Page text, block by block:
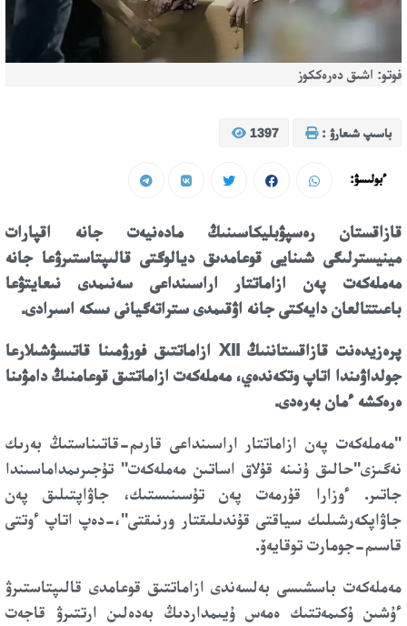
فوتو: اشىق دەرەككوز
باسىپ شىعارۋ : 1397
ءبولىسۋ:
قازاقستان رەسپۋبليكاسىنىڭ مادەنيەت جانە اقپارات
مينيسترلىگى شىنايى قوعامدىق ديالوگتى قالىپتاستىرۋعا جانە
مەملەكەت پەن ازاماتتار اراسىنداعى سەنىمدى نىعايتۋعا
باعىتتالعان دايەكتى جانە اۋقىمدى ستراتەگيانى ىسكە اسىرادى.
پرەزيدەنت قازاقستاننىڭ XII ازاماتتىق فورۋمىنا قاتىسۋشىلارعا
جولداۋىندا اتاپ وتكەندەي، مەملەكەت ازاماتتىق قوعامنىڭ دامۋىنا
ەرەكشە ءمان بەرەدى.
"مەملەكەت پەن ازاماتتار اراسىنداعى قارىم-قاتىناستىڭ بەرىك
نەگىزى"حالىق ۇنىنە قۇلاق اساتىن مەملەكەت" تۇجىرىمداماسىندا
جاتىر. ءوزارا قۇرمەت پەن تۇسىنىستىك، جاۋاپتىلىق پەن
جاۋاپكەرشىلىك سياقتى قۇندىلىقتار ورنىقتى"،-دەپ اتاپ ءوتتى
قاسىم-جومارت توقايەۆ.
مەملەكەت باسشىسى بەلسەندى ازاماتتىق قوعامدى قالىپتاستىرۋ
ءۇشىن ۇكىمەتتىك ەمەس ۇيىمداردىڭ بەدەلىن ارتتىرۋ قاجەت